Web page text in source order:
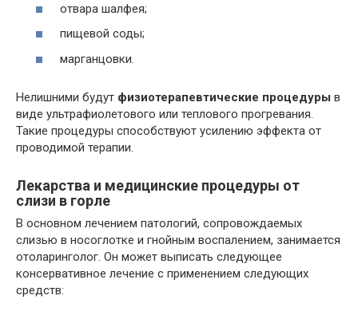
отвара шалфея;
пищевой соды;
марганцовки.
Нелишними будут физиотерапевтические процедуры в
виде ультрафиолетового или теплового прогревания.
Такие процедуры способствуют усилению эффекта от
проводимой терапии.
Лекарства и медицинские процедуры от
слизи в горле
В основном лечением патологий, сопровождаемых
слизью в носоглотке и гнойным воспалением, занимается
отоларинголог. Он может выписать следующее
консервативное лечение с применением следующих
средств: